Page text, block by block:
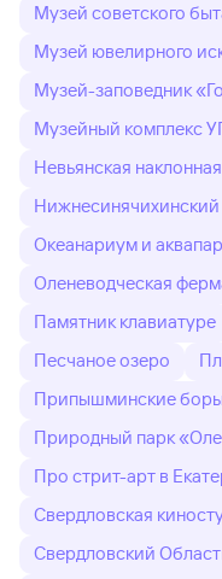
Музей советского
Музей ювелирного
Музей-заповедник
Музейный комплекс
Невьянская
Океанариум и
Оленеводческая
Памятник клавиатуре
Песчаное озеро
Припышминские боры
Природный парк
Про стрит-арт в
Свердловская
Свердловский